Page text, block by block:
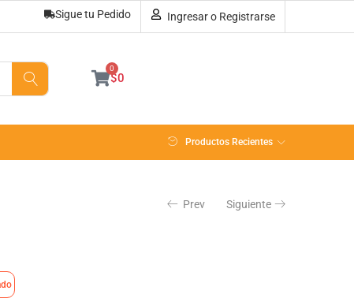
Sigue tu Pedido Ingresar o Registrarse
$0
0
Productos Recientes
Prev Siguiente
Sin existencias